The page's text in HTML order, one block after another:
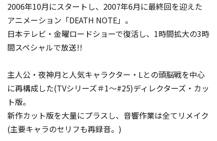
2006年10月にスタートし、2007年6月に最終回を迎えた
アニメーション「DEATH NOTE」。
日本テレビ・金曜ロードショーで復活し、1時間拡大の3時
間スペシャルで放送!!
主人公・夜神月と人気キャラクター・Lとの頭脳戦を中心
に再構成した(TVシリーズ＃1～#25)ディレクターズ・カッ
ト版。
新作カット版を大量にプラスし、音響作業は全てリメイク
(主要キャラのセリフも再録音。)